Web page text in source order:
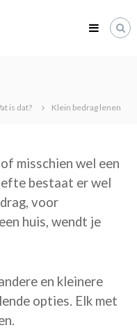
is dat? Klein bedrag lenen
misschien wel een
bestaat er wel
voor
huis, wendt je
en kleinere
opties. Elk met